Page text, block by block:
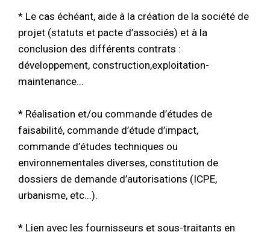
* Le cas échéant, aide à la création de la société de
projet (statuts et pacte d’associés) et à la
conclusion des différents contrats :
développement, construction,exploitation-
maintenance...
* Réalisation et/ou commande d’études de
faisabilité, commande d’étude d’impact,
commande d’études techniques ou
environnementales diverses, constitution de
dossiers de demande d’autorisations (ICPE,
urbanisme, etc...).
* Lien avec les fournisseurs et sous-traitants en